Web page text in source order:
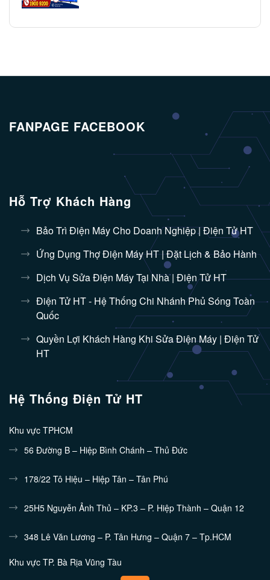
FANPAGE FACEBOOK
Hỗ Trợ Khách Hàng
Bảo Trì Điện Máy Cho Doanh Nghiệp | Điện Tử HT
Ứng Dụng Thợ Điện Máy HT | Đặt Lịch & Bảo Hành
Dịch Vụ Sửa Điện Máy Tại Nhà | Điện Tử HT
Điện Tử HT - Hệ Thống Chi Nhánh Phủ Sóng Toàn
Quốc
Quyền Lợi Khách Hàng Khi Sửa Điện Máy | Điện Tử
HT
Hệ Thống Điện Tử HT
Khu vực TPHCM
56 Đường B – Hiệp Bình Chánh – Thủ Đức
178/22 Tô Hiệu – Hiệp Tân – Tân Phú
25H5 Nguyễn Ảnh Thủ – KP.3 – P. Hiệp Thành – Quận 12
348 Lê Văn Lương – P. Tân Hưng – Quận 7 – Tp.HCM
Khu vực TP. Bà Rịa Vũng Tàu